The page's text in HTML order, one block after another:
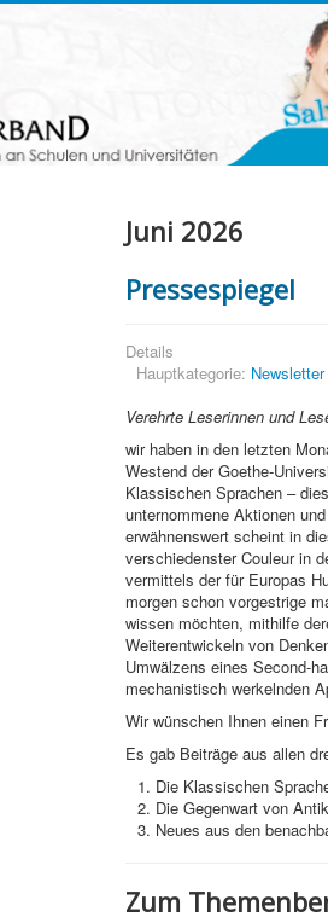
Juni 2026
Pressespiegel
Details
Hauptkategorie: Newsletter
Verehrte Leserinnen und
wir haben in den letzten
Westend der Goethe-
Klassischen Sprachen –
unternommene Aktionen
erwähnenswert scheint in
verschiedenster Couleur in
vermittels der für Europas
morgen schon vorgestrige
wissen möchten, mithilfe
Weiterentwickeln von
Umwälzens eines Second-
mechanistisch werkelnden
Wir wünschen Ihnen einen
Es gab Beiträge aus allen
Die Klassischen
Die Gegenwart von
Neues aus den
Zum